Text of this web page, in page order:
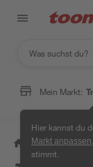
Mein Markt:
Hier kannst du
Markt anpassen
stimmt.
/ Wohnen &